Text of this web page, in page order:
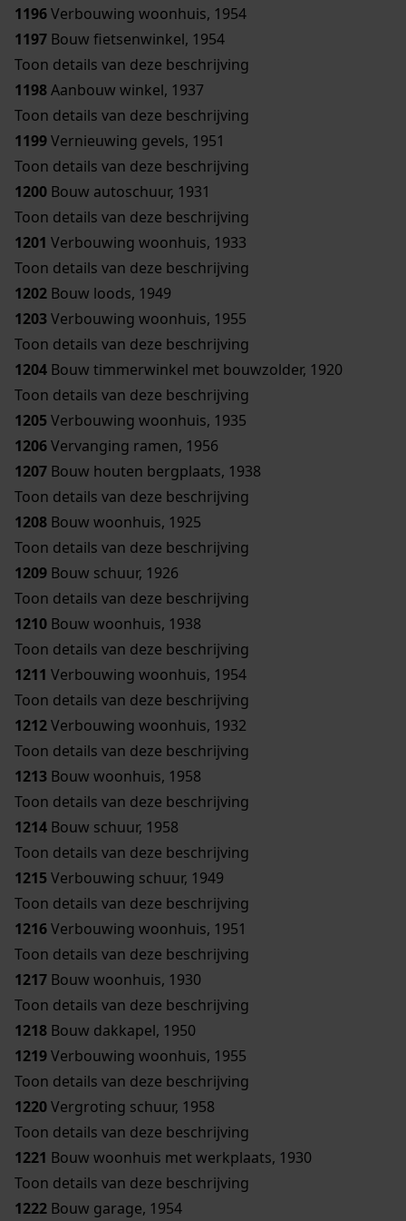
1196Verbouwing woonhuis, 1954
1197 Bouw fietsenwinkel, 1954
Toon details van deze beschrijving
1198Aanbouw winkel, 1937
Toon details van deze beschrijving
1199Vernieuwing gevels, 1951
Toon details van deze beschrijving
1200 Bouw autoschuur, 1931
Toon details van deze beschrijving
1201 Verbouwing woonhuis, 1933
Toon details van deze beschrijving
1202 Bouw loods, 1949
1203Verbouwing woonhuis, 1955
Toon details van deze beschrijving
1204 Bouw timmerwinkel met bouwzolder, 1920
Toon details van deze beschrijving
1205Verbouwing woonhuis, 1935
1206Vervanging ramen, 1956
1207 Bouw houten bergplaats, 1938
Toon details van deze beschrijving
1208 Bouw woonhuis, 1925
Toon details van deze beschrijving
1209 Bouw schuur, 1926
Toon details van deze beschrijving
1210 Bouw woonhuis, 1938
Toon details van deze beschrijving
1211 Verbouwing woonhuis, 1954
Toon details van deze beschrijving
1212Verbouwing woonhuis, 1932
Toon details van deze beschrijving
1213 Bouw woonhuis, 1958
Toon details van deze beschrijving
1214 Bouw schuur, 1958
Toon details van deze beschrijving
1215Verbouwing schuur, 1949
Toon details van deze beschrijving
1216Verbouwing woonhuis, 1951
Toon details van deze beschrijving
1217 Bouw woonhuis, 1930
Toon details van deze beschrijving
1218 Bouw dakkapel, 1950
1219Verbouwing woonhuis, 1955
Toon details van deze beschrijving
1220Vergroting schuur, 1958
Toon details van deze beschrijving
1221 Bouw woonhuis met werkplaats, 1930
Toon details van deze beschrijving
1222 Bouw garage, 1954